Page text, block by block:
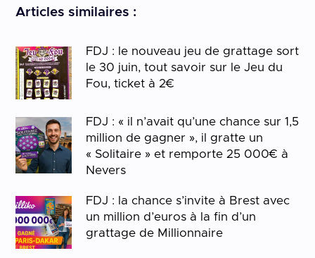
Articles similaires :
FDJ : le nouveau jeu de grattage sort
le 30 juin, tout savoir sur le Jeu du
Fou, ticket à 2€
FDJ : « il n’avait qu’une chance sur 1,5
million de gagner », il gratte un
« Solitaire » et remporte 25 000€ à
Nevers
FDJ : la chance s’invite à Brest avec
un million d’euros à la fin d’un
grattage de Millionnaire